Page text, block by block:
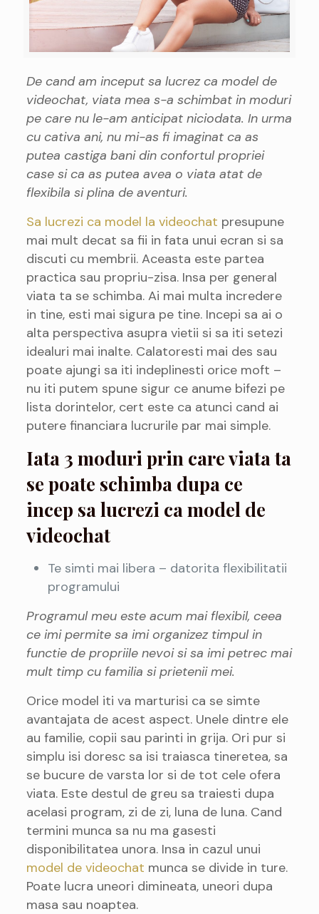
De cand am inceput sa lucrez ca model de
videochat, viata mea s-a schimbat in moduri
pe care nu le-am anticipat niciodata. In urma
cu cativa ani, nu mi-as fi imaginat ca as
putea castiga bani din confortul propriei
case si ca as putea avea o viata atat de
flexibila si plina de aventuri.
Sa lucrezi ca model la videochat presupune
mai mult decat sa fii in fata unui ecran si sa
discuti cu membrii. Aceasta este partea
practica sau propriu-zisa. Insa per general
viata ta se schimba. Ai mai multa incredere
in tine, esti mai sigura pe tine. Incepi sa ai o
alta perspectiva asupra vietii si sa iti setezi
idealuri mai inalte. Calatoresti mai des sau
poate ajungi sa iti indeplinesti orice moft –
nu iti putem spune sigur ce anume bifezi pe
lista dorintelor, cert este ca atunci cand ai
putere financiara lucrurile par mai simple.
Iata 3 moduri prin care viata ta
se poate schimba dupa ce
incep sa lucrezi ca model de
videochat
Te simti mai libera – datorita flexibilitatii
programului
Programul meu este acum mai flexibil, ceea
ce imi permite sa imi organizez timpul in
functie de propriile nevoi si sa imi petrec mai
mult timp cu familia si prietenii mei.
Orice model iti va marturisi ca se simte
avantajata de acest aspect. Unele dintre ele
au familie, copii sau parinti in grija. Ori pur si
simplu isi doresc sa isi traiasca tineretea, sa
se bucure de varsta lor si de tot cele ofera
viata. Este destul de greu sa traiesti dupa
acelasi program, zi de zi, luna de luna. Cand
termini munca sa nu ma gasesti
disponibilitatea unora. Insa in cazul unui
model de videochat munca se divide in ture.
Poate lucra uneori dimineata, uneori dupa
masa sau noaptea.